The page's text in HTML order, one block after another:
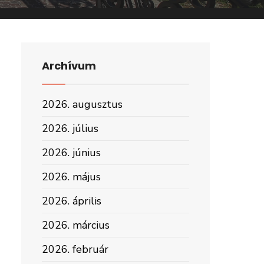
Archívum
2026. augusztus
2026. július
2026. június
2026. május
2026. április
2026. március
2026. február